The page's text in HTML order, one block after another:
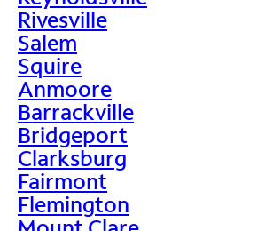
Rivesville
Salem
Squire
Anmoore
Barrackville
Bridgeport
Clarksburg
Fairmont
Flemington